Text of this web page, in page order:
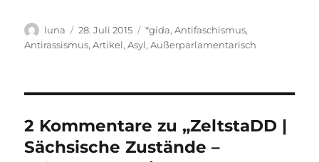
Autor
luna
Veröffentlicht
am
28. Juli 2015 Kategorien
*gida,Antifaschismus,
Antirassismus,Artikel,Asyl,Außerparlamentarisch
2 Kommentare zu „ZeltstaDD |
Sächsische Zustände –